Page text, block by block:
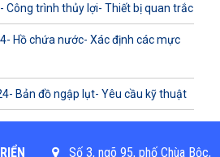
Công trình thủy lợi- Thiết bị quan trắc
Hồ chứa nước- Xác định các mực
Bản đồ ngập lụt- Yêu cầu kỹ thuật
Số 3, ngõ 95, phố Chùa Bộc,